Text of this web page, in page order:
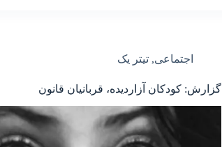
اجتماعی,تیتر یک
گزارش: کودکان آزاردیده، قربانیان قانون